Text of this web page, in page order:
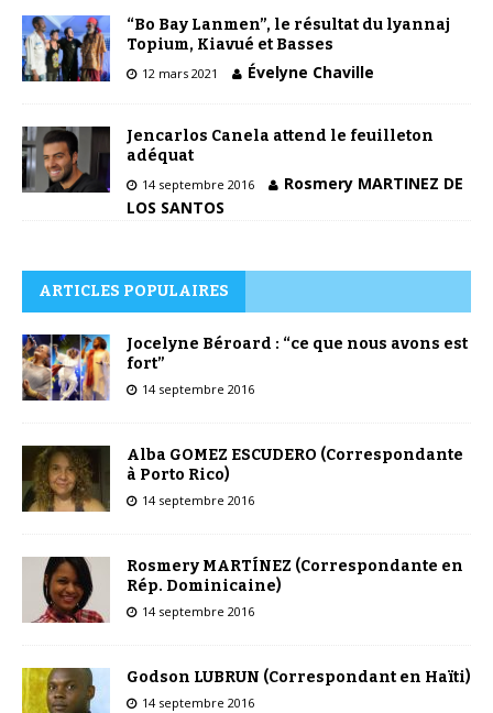
“Bo Bay Lanmen”, le résultat du lyannaj
Topium, Kiavué et Basses
12 mars 2021 Évelyne Chaville
Jencarlos Canela attend le feuilleton
adéquat
14 septembre 2016
Rosmery MARTINEZ DE
LOS SANTOS
ARTICLES POPULAIRES
Jocelyne Béroard : “ce que nous avons est
fort”
14 septembre 2016
Alba GOMEZ ESCUDERO (Correspondante
à Porto Rico)
14 septembre 2016
Rosmery MARTÍNEZ (Correspondante en
Rép. Dominicaine)
14 septembre 2016
Godson LUBRUN (Correspondant en Haïti)
14 septembre 2016